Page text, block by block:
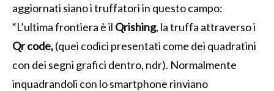
aggiornati siano i truffatori in questo campo:
“L’ultima frontiera è il Qrishing, la truffa attraverso i
Qr code,(quei codici presentati come dei quadratini
con dei segni grafici dentro, ndr). Normalmente
inquadrandoli con lo smartphone rinviano